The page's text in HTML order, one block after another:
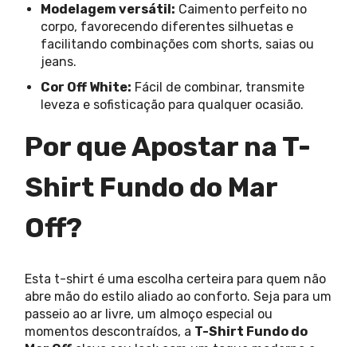
Modelagem versátil: Caimento perfeito no
corpo, favorecendo diferentes silhuetas e
facilitando combinações com shorts, saias ou
jeans.
Cor Off White: Fácil de combinar, transmite
leveza e sofisticação para qualquer ocasião.
Por que Apostar na T-
Shirt Fundo do Mar
Off?
Esta t-shirt é uma escolha certeira para quem não
abre mão do estilo aliado ao conforto. Seja para um
passeio ao ar livre, um almoço especial ou
momentos descontraídos, a T-Shirt Fundo do